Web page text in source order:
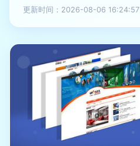
更新时间：2026-08-06 16:24:57